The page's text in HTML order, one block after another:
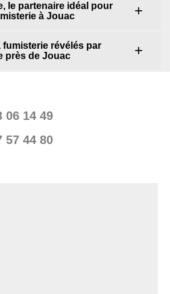
le partenaire idéal pour
à Jouac
fumisterie révélés par
près de Jouac
06 14 49
57 44 80